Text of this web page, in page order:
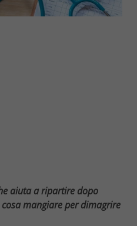
aiuta a ripartire dopo
mangiare per dimagrire